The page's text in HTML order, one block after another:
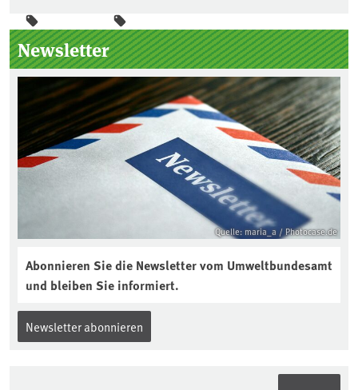
Seitenleiste
Newsletter
Quelle: maria_a / Photocase.de
Abonnieren Sie die Newsletter vom Umweltbundesamt
und bleiben Sie informiert.
Newsletter abonnieren